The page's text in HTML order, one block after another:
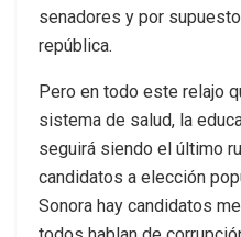
senadores y por
república.
Pero en todo este relajo
sistema de salud, la
seguirá siendo el último
candidatos a elección
Sonora hay candidatos